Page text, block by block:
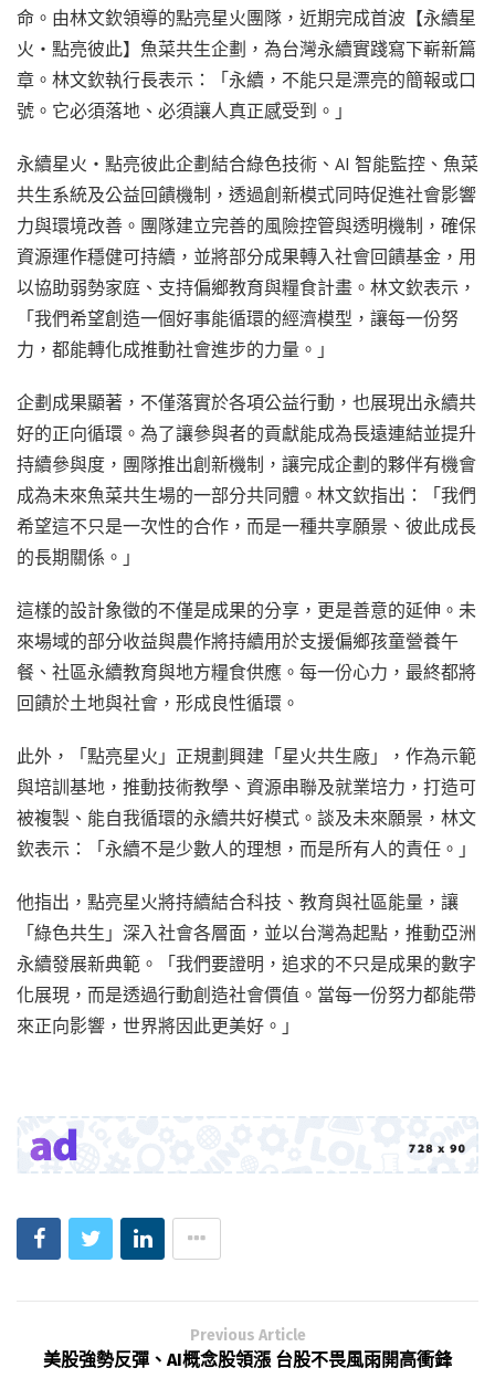
命。由林文欽領導的點亮星火團隊，近期完成首波【永續星
火・點亮彼此】魚菜共生企劃，為台灣永續實踐寫下嶄新篇
章。林文欽執行長表示：「永續，不能只是漂亮的簡報或口
號。它必須落地、必須讓人真正感受到。」
永續星火・點亮彼此企劃結合綠色技術、AI 智能監控、魚菜
共生系統及公益回饋機制，透過創新模式同時促進社會影響
力與環境改善。團隊建立完善的風險控管與透明機制，確保
資源運作穩健可持續，並將部分成果轉入社會回饋基金，用
以協助弱勢家庭、支持偏鄉教育與糧食計畫。林文欽表示，
「我們希望創造一個好事能循環的經濟模型，讓每一份努
力，都能轉化成推動社會進步的力量。」
企劃成果顯著，不僅落實於各項公益行動，也展現出永續共
好的正向循環。為了讓參與者的貢獻能成為長遠連結並提升
持續參與度，團隊推出創新機制，讓完成企劃的夥伴有機會
成為未來魚菜共生場的一部分共同體。林文欽指出：「我們
希望這不只是一次性的合作，而是一種共享願景、彼此成長
的長期關係。」
這樣的設計象徵的不僅是成果的分享，更是善意的延伸。未
來場域的部分收益與農作將持續用於支援偏鄉孩童營養午
餐、社區永續教育與地方糧食供應。每一份心力，最終都將
回饋於土地與社會，形成良性循環。
此外，「點亮星火」正規劃興建「星火共生廠」，作為示範
與培訓基地，推動技術教學、資源串聯及就業培力，打造可
被複製、能自我循環的永續共好模式。談及未來願景，林文
欽表示：「永續不是少數人的理想，而是所有人的責任。」
他指出，點亮星火將持續結合科技、教育與社區能量，讓
「綠色共生」深入社會各層面，並以台灣為起點，推動亞洲
永續發展新典範。「我們要證明，追求的不只是成果的數字
化展現，而是透過行動創造社會價值。當每一份努力都能帶
來正向影響，世界將因此更美好。」
Previous Article
美股強勢反彈、AI概念股領漲 台股不畏風雨開高衝鋒